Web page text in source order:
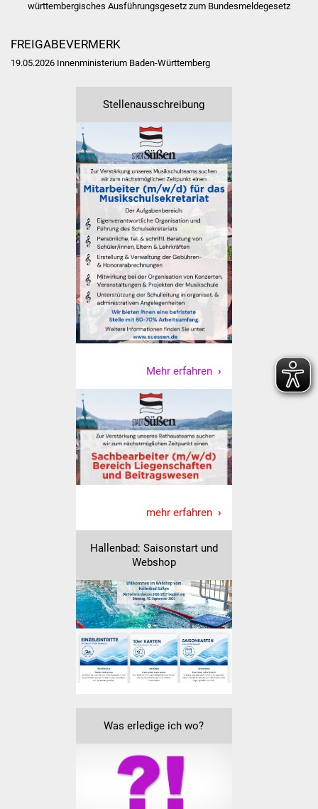
Lebenslagen
Seniorenwohn- und
Pflegeheim
Familien
Familientreff
Kinder und Jugendliche
Schülerferienprogramm
Ukraine-Hilfe
Wohnen
Bauen in Süßen
Wohnimmobilien +
Baugrundstücke
Wirtschaft
Haushalt & Infos
Wirtschaftsförderung
Gewerbeimmobilien
Ausschreibungen
Öffentliche
Ausschreibung
württembergisches Ausführungsgesetz zum Bundesmeldegesetz
FREIGABEVERMERK
19.05.2026 Innenministerium Baden-Württemberg
Stellenausschreibung
Mehr erfahren
mehr erfahren
Hallenbad: Saisonstart und
Webshop
Was erledige ich wo?